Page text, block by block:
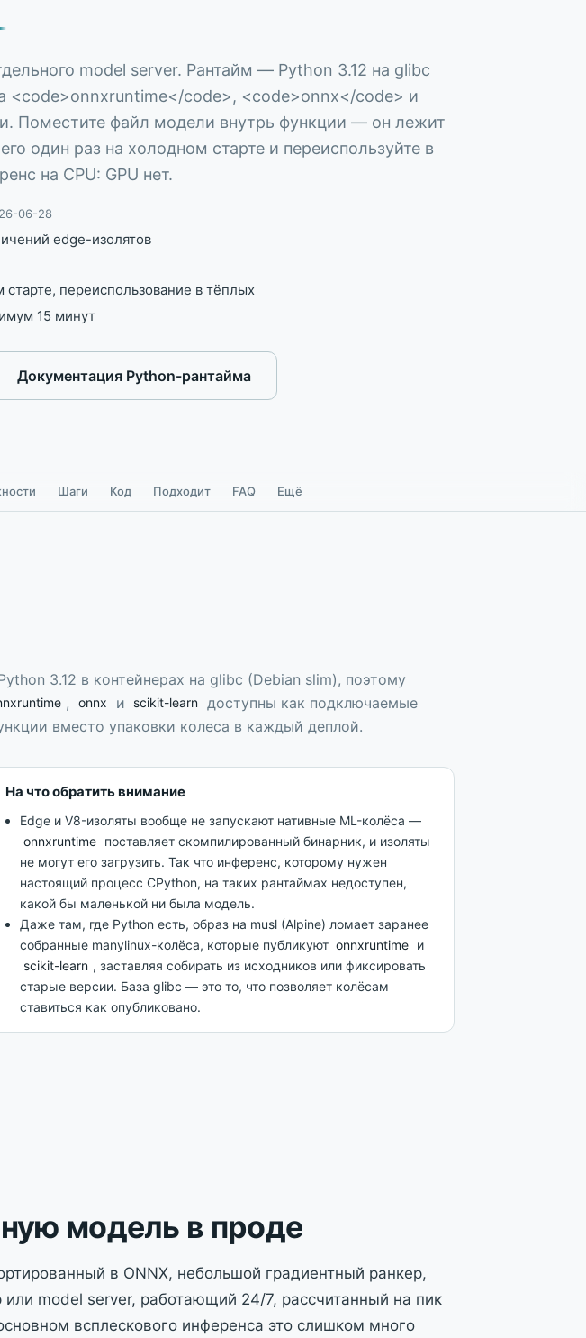
контейнеров Node.js, Python и Go
event-driven serverless
cron против serverless-пайплайнов
Lambda-style serverless
Scheduler
история запусков и ретраи
против serverless-пайплайнов
safe HMAC, маршрутизация событий, дедуп delivery ID
webhooks
за 3 с, async через response_url, slash-команды
CSV
async-импорт, идемпотентный upsert, прогресс
PDF
генерация и извлечение с object storage
ETL
→ Transform → Load как шаги пайплайна с ретраями
→
model server. Рантайм — Python 3.12 на glibc
<code>onnxruntime</code>, <code>onnx</code> и
Поместите файл модели внутрь функции — он лежит
один раз на холодном старте и переиспользуйте в
на CPU: GPU нет.
06-28
edge-изолятов
переиспользование в тёплых
15 минут
Документация Python-рантайма
Шаги Код Подходит FAQ Ещё
3.12 в контейнерах на glibc (Debian slim), поэтому
, onnx и scikit-learn доступны как подключаемые
вместо упаковки колеса в каждый деплой.
На что обратить внимание
Edge и V8-изоляты вообще не запускают нативные ML-колёса —
onnxruntime поставляет скомпилированный бинарник, и изоляты
не могут его загрузить. Так что инференс, которому нужен
настоящий процесс CPython, на таких рантаймах недоступен,
какой бы маленькой ни была модель.
Даже там, где Python есть, образ на musl (Alpine) ломает заранее
собранные manylinux-колёса, которые публикуют onnxruntime и
scikit-learn , заставляя собирать из исходников или фиксировать
старые версии. База glibc — это то, что позволяет колёсам
ставиться как опубликовано.
модель в проде
в ONNX, небольшой градиентный ранкер,
model server, работающий 24/7, рассчитанный на пик
всплескового инференса это слишком много